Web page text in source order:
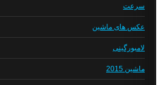
سرعت
عکس های ماشین
لامبورگینی
ماشین 2015